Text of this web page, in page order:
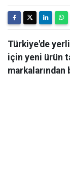
Türkiye'de
için yeni ürün